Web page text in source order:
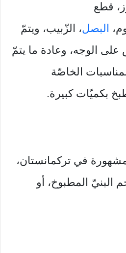
قطع
البصل، الزّبيب، ويتمّ
الوجه، وعادة ما يتمّ
الخاصّة
بكميّات كبيرة.
في تركمانستان،
البنيّ المطبوخ، أو